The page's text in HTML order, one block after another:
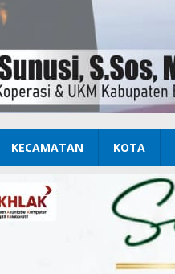
KECAMATAN KOTA